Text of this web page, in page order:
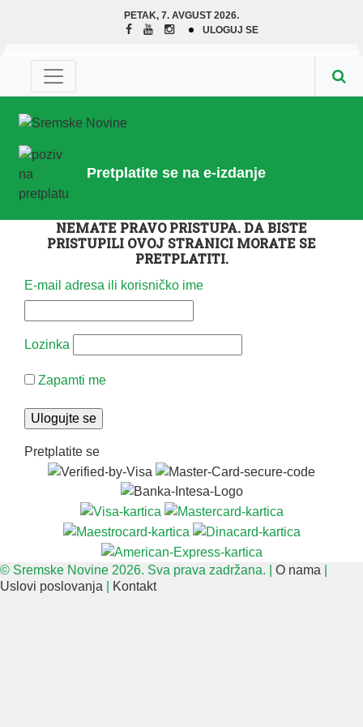
PETAK, 7. AVGUST 2026.
ULOGUJ SE
Pretplatite se na e-izdanje
NEMATE PRAVO PRISTUPA. DA BISTE
PRISTUPILI OVOJ STRANICI MORATE SE
PRETPLATITI.
E-mail adresa ili korisničko ime
Lozinka
Zapamti me
Pretplatite se
© Sremske Novine 2026. Sva prava zadržana. | O nama
Uslovi poslovanja
Kontakt